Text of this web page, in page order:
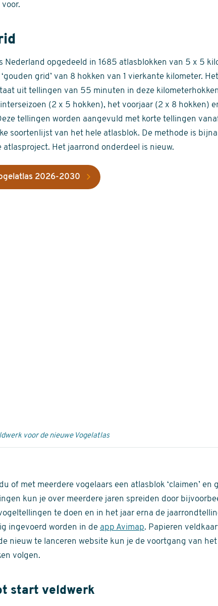
Nederland opgedeeld in 1685 atlasblokken van 5 x 5
grid’ van 8 hokken van 1 vierkante kilometer.
uit tellingen van 55 minuten in deze
(2 x 5 hokken), het voorjaar (2 x 8 hokken)
tellingen worden aangevuld met korte tellingen
soortenlijst van het hele atlasblok. De methode is
Het jaarrond onderdeel is nieuw.
2026-2030
voor de nieuwe Vogelatlas
of met meerdere vogelaars een atlasblok ‘claimen’ en
kun je over meerdere jaren spreiden door
te doen en in het jaar erna de
ingevoerd worden in de app Avimap. Papieren
nieuw te lanceren website kun je de voortgang van
volgen.
start veldwerk